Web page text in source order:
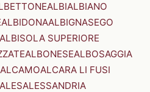
ALBIALBIANO
ALBIDONAALBIGNASEGO
ALBISOLA SUPERIORE
ALBONESEALBOSAGGIA
ALCAMOALCARA LI FUSI
ALESALESSANDRIA